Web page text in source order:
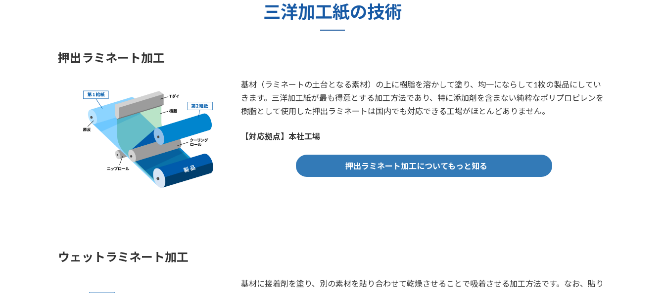
三洋加工紙の技術
押出ラミネート加工
基材（ラミネートの土台となる素材）の上に樹脂を溶かして塗り、均一にならして1枚の製品にしてい
きます。三洋加工紙が最も得意とする加工方法であり、特に添加剤を含まない純粋なポリプロピレンを
樹脂として使用した押出ラミネートは国内でも対応できる工場がほとんどありません。
【対応拠点】本社工場
押出ラミネート加工についてもっと知る
ウェットラミネート加工
基材に接着剤を塗り、別の素材を貼り合わせて乾燥させることで吸着させる加工方法です。なお、貼り